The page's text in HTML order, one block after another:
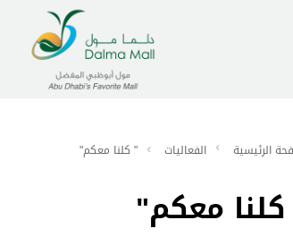
الرئيسية الفعاليات " كلنا معكم"
معكم"